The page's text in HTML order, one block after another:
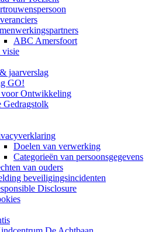
ABC Amersfoort
visie
jaarverslag
GO!
voor Ontwikkeling
Gedragstolk
Doelen van verwerking
Categorieën van persoonsgegevens
van ouders
beveiligingsincidenten
Disclosure